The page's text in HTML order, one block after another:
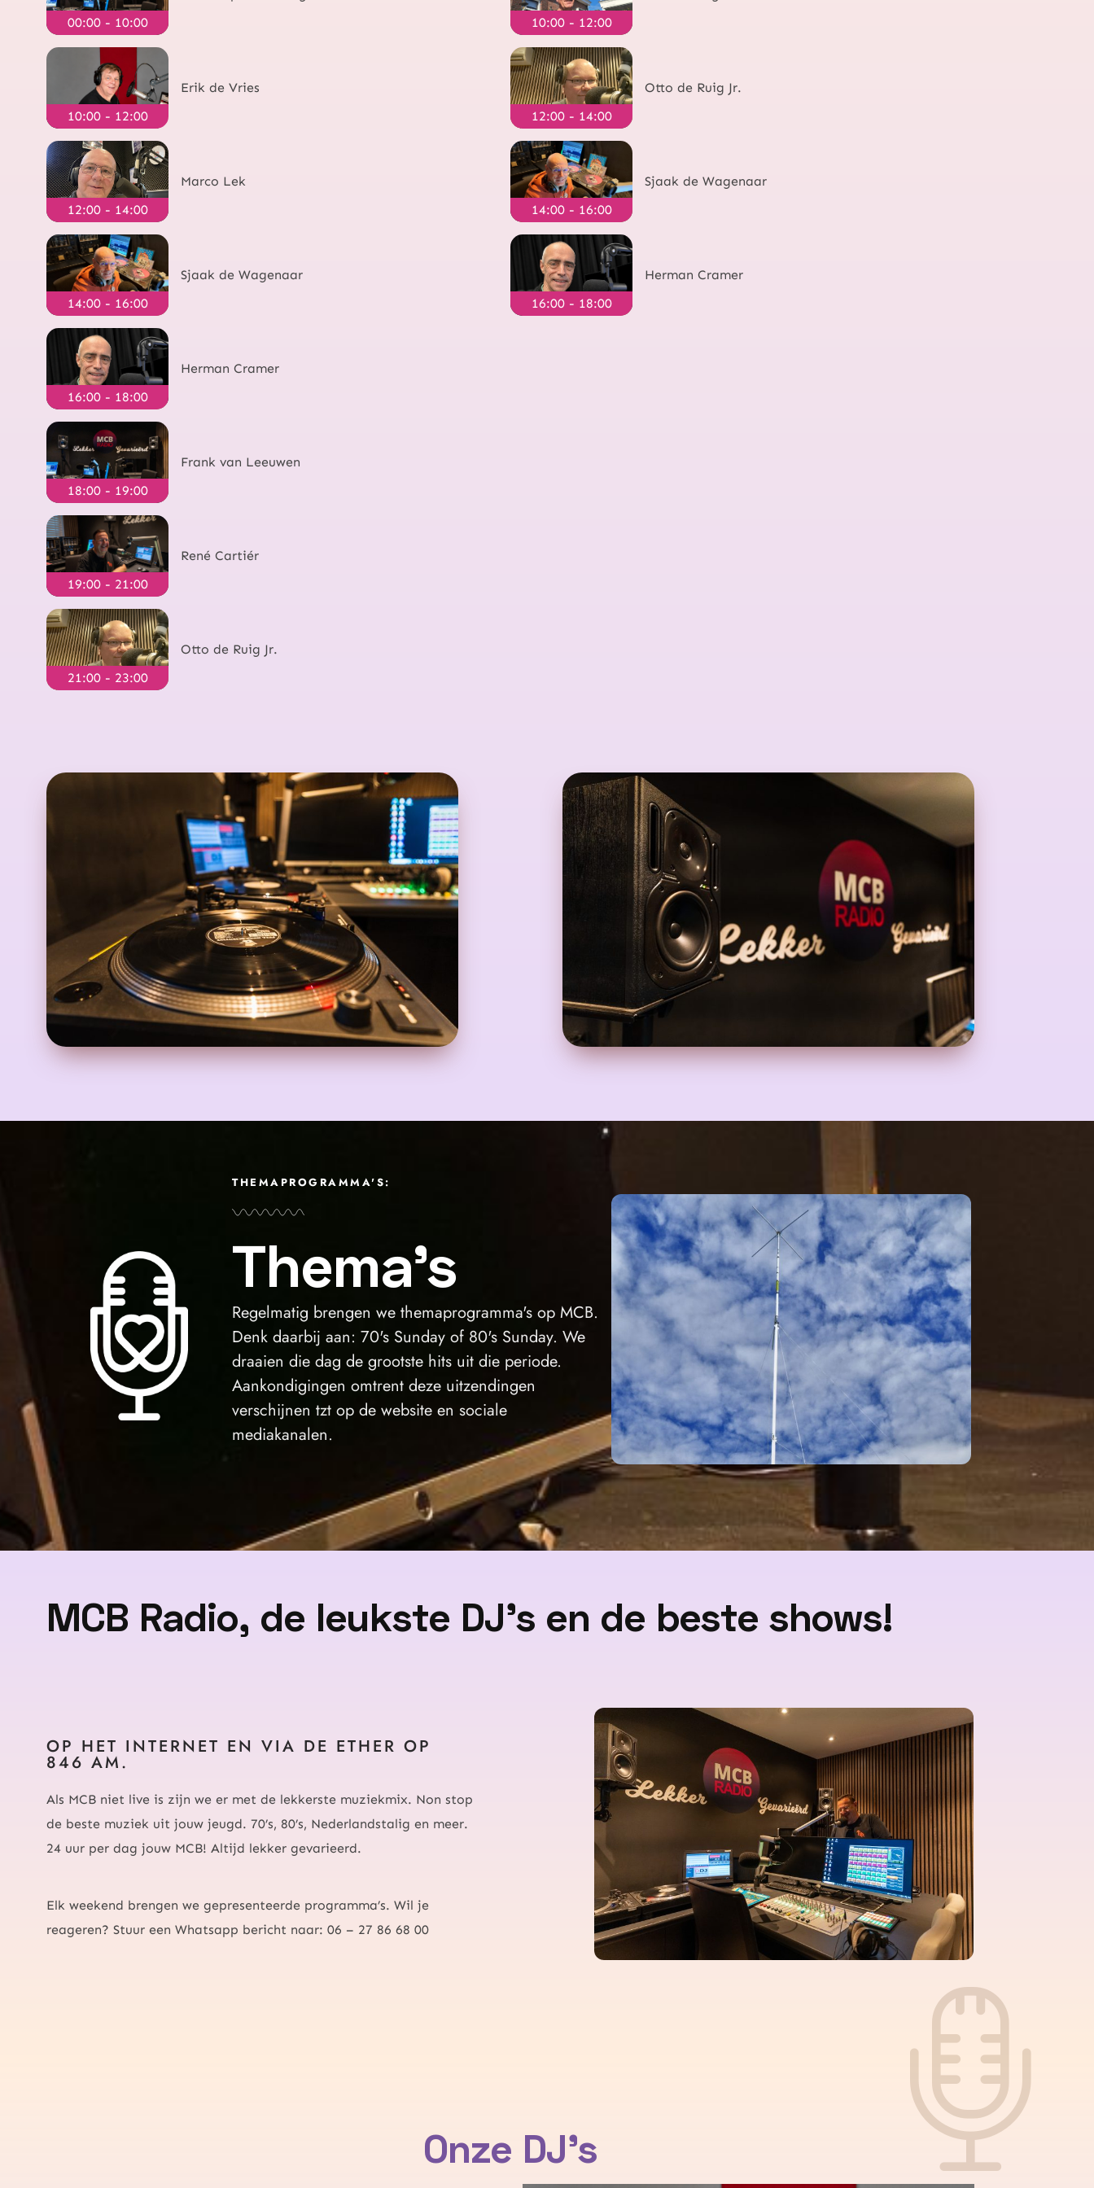
00:00 - 10:00
10:00 - 12:00
Erik de Vries
12:00 - 14:00
Marco Lek
14:00 - 16:00
Sjaak de Wagenaar
16:00 - 18:00
Herman Cramer
18:00 - 19:00
Frank van Leeuwen
19:00 - 21:00
René Cartiér
21:00 - 23:00
Otto de Ruig Jr.
10:00 - 12:00
12:00 - 14:00
Otto de Ruig Jr.
14:00 - 16:00
Sjaak de Wagenaar
16:00 - 18:00
Herman Cramer
THEMAPROGRAMMA'S:
Thema's
Regelmatig brengen we themaprogramma's op MCB.
Denk daarbij aan: 70's Sunday of 80's Sunday. We
draaien die dag de grootste hits uit die periode.
Aankondigingen omtrent deze uitzendingen
verschijnen tzt op de website en sociale
mediakanalen.
MCB Radio, de leukste DJ’s en de beste shows!
OP HET INTERNET EN VIA DE ETHER OP
846 AM.
Als MCB niet live is zijn we er met de lekkerste muziekmix. Non stop
de beste muziek uit jouw jeugd. 70’s, 80’s, Nederlandstalig en meer.
24 uur per dag jouw MCB! Altijd lekker gevarieerd.
Elk weekend brengen we gepresenteerde programma’s. Wil je
reageren? Stuur een Whatsapp bericht naar: 06 – 27 86 68 00
Onze DJ's